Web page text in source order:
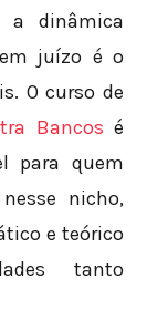
a dinâmica
juízo é o
O curso de
Bancos é
para quem
nicho,
e teórico
tanto